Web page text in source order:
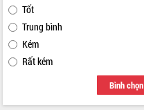
Tốt
Trung bình
Kém
Rất kém
Bình chọn